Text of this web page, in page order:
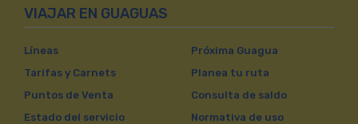
VIAJAR EN GUAGUAS
Líneas
Tarifas y Carnets
Puntos de Venta
Estado del servicio
Próxima Guagua
Planea tu ruta
Consulta de saldo
Normativa de uso